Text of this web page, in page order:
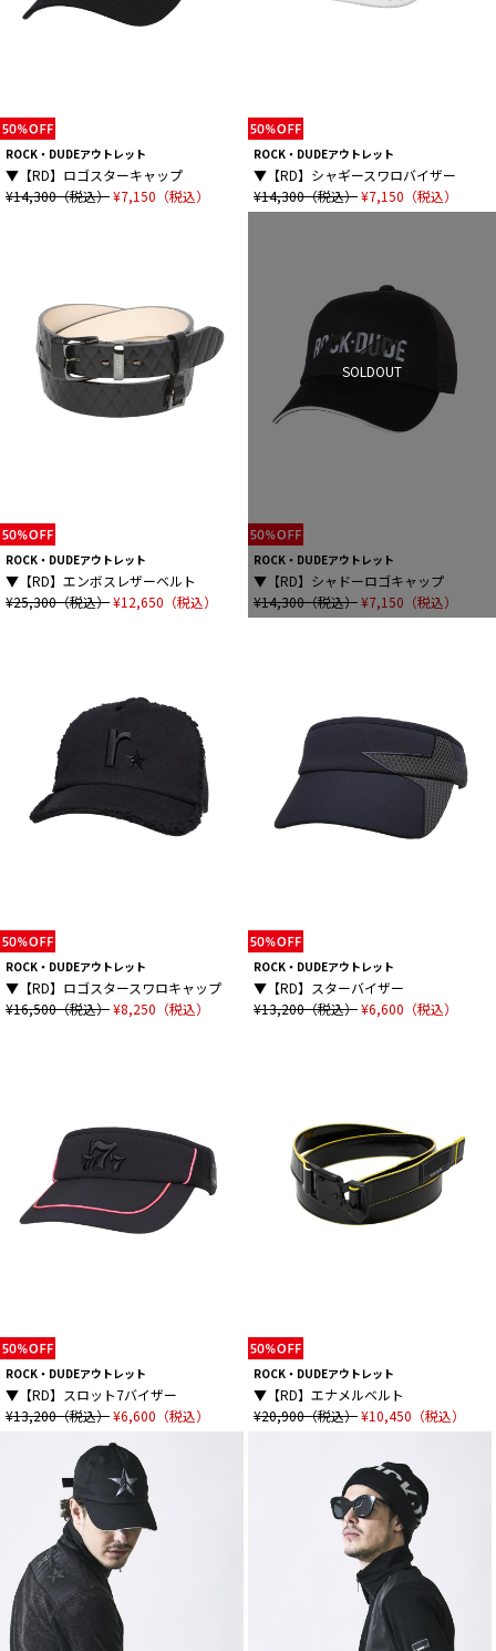
ROCK・DUDEアウトレット
▼【RD】ロゴスターキャップ
¥14,300（税込）¥7,150（税込）
ROCK・DUDEアウトレット
▼【RD】シャギースワロバイザー
¥14,300（税込）¥7,150（税込）
ROCK・DUDEアウトレット
▼【RD】エンボスレザーベルト
¥25,300（税込）¥12,650（税込）
ROCK・DUDEアウトレット
SOLDOUT
▼【RD】シャドーロゴキャップ
¥14,300（税込）¥7,150（税込）
ROCK・DUDEアウトレット
▼【RD】ロゴスタースワロキャップ
¥16,500（税込）¥8,250（税込）
ROCK・DUDEアウトレット
▼【RD】スターバイザー
¥13,200（税込）¥6,600（税込）
ROCK・DUDEアウトレット
▼【RD】スロット7バイザー
¥13,200（税込）¥6,600（税込）
ROCK・DUDEアウトレット
▼【RD】エナメルベルト
¥20,900（税込）¥10,450（税込）